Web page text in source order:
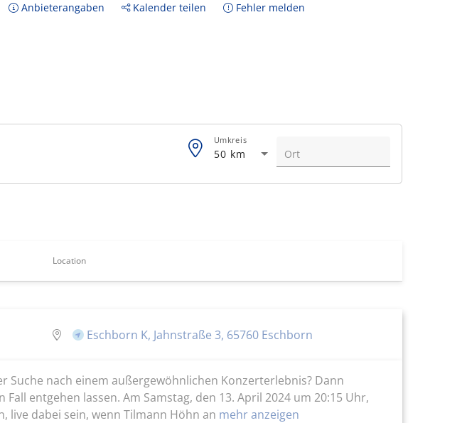
Anbieterangaben Kalender teilen Fehler melden
50 km
Umkreis
Location
Eschborn K, Jahnstraße 3, 65760 Eschborn
nach einem außergewöhnlichen Konzerterlebnis? Dann
entgehen lassen. Am Samstag, den 13. April 2024 um 20:15 Uhr,
live dabei sein, wenn Tilmann Höhn an mehr anzeigen